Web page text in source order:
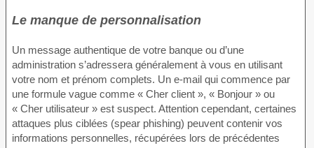
Le manque de personnalisation
Un message authentique de votre banque ou d’une
administration s’adressera généralement à vous en utilisant
votre nom et prénom complets. Un e-mail qui commence par
une formule vague comme « Cher client », « Bonjour » ou
« Cher utilisateur » est suspect. Attention cependant, certaines
attaques plus ciblées (spear phishing) peuvent contenir vos
informations personnelles, récupérées lors de précédentes